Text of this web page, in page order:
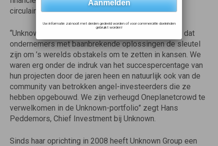
circulaire afvalveilingsplatform.
“Unknown en Oneplanetcrowd delen de overtuiging dat
ondernemers met baanbrekende oplossingen de sleutel
zijn om ’s werelds obstakels om te zetten in kansen. We
waren erg onder de indruk van het succespercentage van
hun projecten door de jaren heen en natuurlijk ook van de
community van betrokken angel-investeerders die ze
hebben opgebouwd. We zijn verheugd Oneplanetcrowd te
verwelkomen in de Unknown-portfolio” zegt Hans
Peddemors, Chief Investment bij Unknown.
Sinds haar oprichting in 2008 heeft Unknown Group een
Uw informatie zal nooit met derden gedeeld worden of voor commerciële doeleinden
gebruikt worden!